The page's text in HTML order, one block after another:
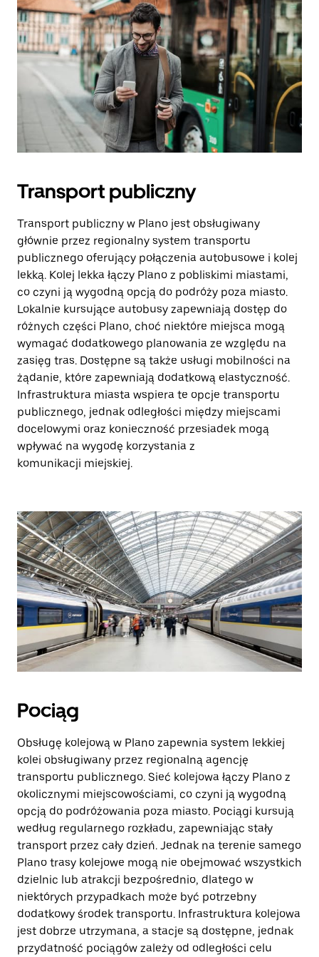
Transport publiczny
Transport publiczny w Plano jest obsługiwany
głównie przez regionalny system transportu
publicznego oferujący połączenia autobusowe i kolej
lekką. Kolej lekka łączy Plano z pobliskimi miastami,
co czyni ją wygodną opcją do podróży poza miasto.
Lokalnie kursujące autobusy zapewniają dostęp do
różnych części Plano, choć niektóre miejsca mogą
wymagać dodatkowego planowania ze względu na
zasięg tras. Dostępne są także usługi mobilności na
żądanie, które zapewniają dodatkową elastyczność.
Infrastruktura miasta wspiera te opcje transportu
publicznego, jednak odległości między miejscami
docelowymi oraz konieczność przesiadek mogą
wpływać na wygodę korzystania z
komunikacji miejskiej.
Pociąg
Obsługę kolejową w Plano zapewnia system lekkiej
kolei obsługiwany przez regionalną agencję
transportu publicznego. Sieć kolejowa łączy Plano z
okolicznymi miejscowościami, co czyni ją wygodną
opcją do podróżowania poza miasto. Pociągi kursują
według regularnego rozkładu, zapewniając stały
transport przez cały dzień. Jednak na terenie samego
Plano trasy kolejowe mogą nie obejmować wszystkich
dzielnic lub atrakcji bezpośrednio, dlatego w
niektórych przypadkach może być potrzebny
dodatkowy środek transportu. Infrastruktura kolejowa
jest dobrze utrzymana, a stacje są dostępne, jednak
przydatność pociągów zależy od odległości celu